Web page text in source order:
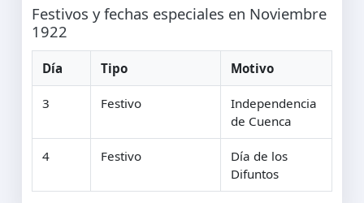
Festivos y fechas especiales en Noviembre
1922
Día Tipo Motivo
3 Festivo
Independencia
de Cuenca
4 Festivo
Día de los
Difuntos